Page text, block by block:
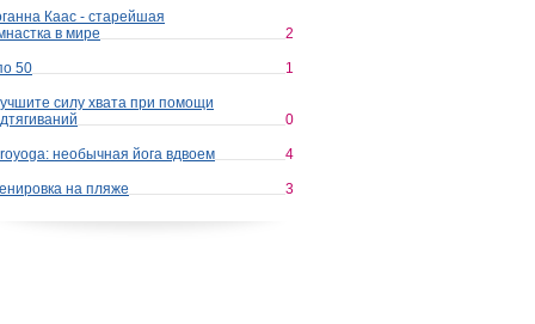
Каас - старейшая
в мире
2
50 1
силу хвата при помощи
0
необычная йога вдвоем 4
на пляже 3